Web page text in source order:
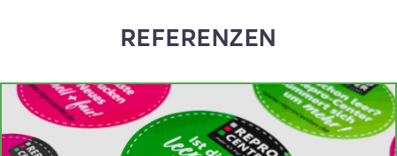
REFERENZEN